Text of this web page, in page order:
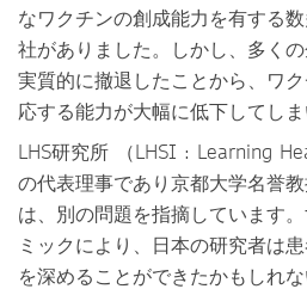
なワクチンの創成能力を有する
社がありました。しかし、多く
実質的に撤退したことから、ワ
応する能力が大幅に低下してしま
LHS研究所 （LHSI : Learning
の代表理事であり京都大学名誉教
は、別の問題を指摘しています
ミックにより、日本の研究者は
を深めることができたかもしれ